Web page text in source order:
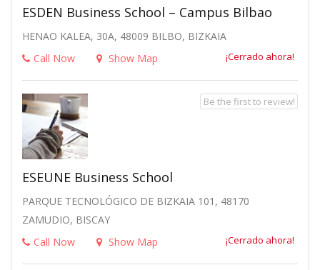
ESDEN Business School – Campus Bilbao
HENAO KALEA, 30A, 48009 BILBO, BIZKAIA
Call Now
Show Map ¡Cerrado ahora!
ESEUNE Business School
PARQUE TECNOLÓGICO DE BIZKAIA 101, 48170
ZAMUDIO, BISCAY
Call Now
Show Map ¡Cerrado ahora!
Be the first to review!